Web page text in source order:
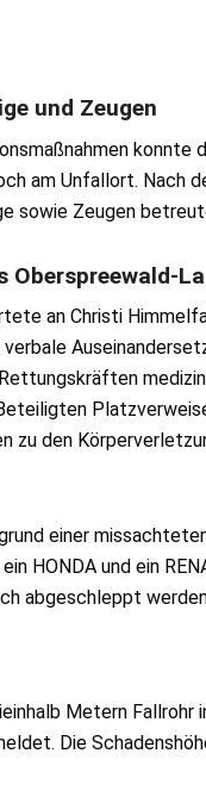
und Zeugen
konnte
am Unfallort. Nach
sowie Zeugen
Oberspreewald-
an Christi
zu den
einer
HONDA und ein
abgeschleppt
Metern Fallrohr
Die